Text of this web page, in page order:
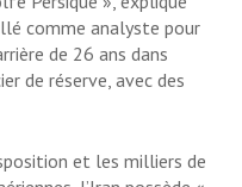
comme analyste pour
de 26 ans dans
de réserve, avec des
et les milliers de